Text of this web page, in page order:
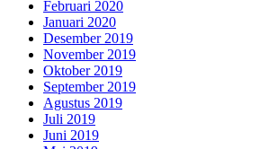
Februari 2020
Januari 2020
Desember 2019
November 2019
Oktober 2019
September 2019
Agustus 2019
Juli 2019
Juni 2019